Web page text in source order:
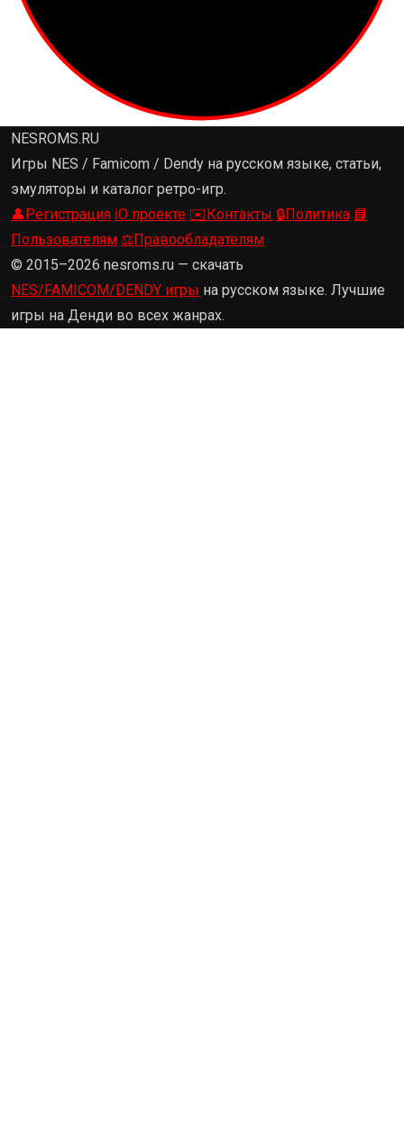
NESROMS.RU
Игры NES / Famicom / Dendy на русском языке, статьи,
эмуляторы и каталог ретро-игр.
👤Регистрация ℹ️О проекте ✉️Контакты 🔒Политика 📘
Пользователям ⚖️Правообладателям
© 2015–2026 nesroms.ru — скачать
NES/FAMICOM/DENDY игры на русском языке. Лучшие
игры на Денди во всех жанрах.